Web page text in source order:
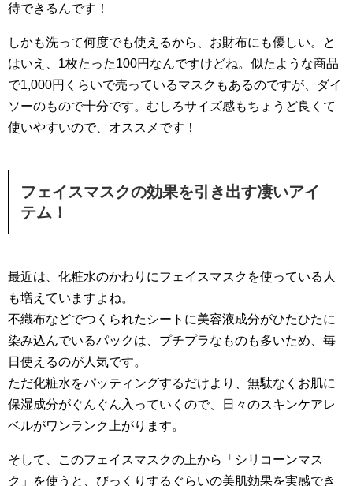
待できるんです！
しかも洗って何度でも使えるから、お財布にも優しい。と
はいえ、1枚たった100円なんですけどね。似たような商品
で1,000円くらいで売っているマスクもあるのですが、ダイ
ソーのもので十分です。むしろサイズ感もちょうど良くて
使いやすいので、オススメです！
フェイスマスクの効果を引き出す凄いアイ
テム！
最近は、化粧水のかわりにフェイスマスクを使っている人
も増えていますよね。
不織布などでつくられたシートに美容液成分がひたひたに
染み込んでいるパックは、プチプラなものも多いため、毎
日使えるのが人気です。
ただ化粧水をパッティングするだけより、無駄なくお肌に
保湿成分がぐんぐん入っていくので、日々のスキンケアレ
ベルがワンランク上がります。
そして、このフェイスマスクの上から「シリコーンマス
ク」を使うと、びっくりするぐらいの美肌効果を実感でき